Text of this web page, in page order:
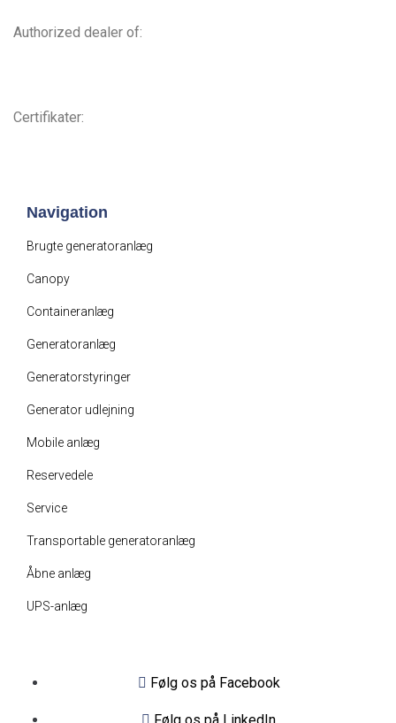
Authorized dealer of:
Certifikater:
Navigation
Brugte generatoranlæg
Canopy
Containeranlæg
Generatoranlæg
Generatorstyringer
Generator udlejning
Mobile anlæg
Reservedele
Service
Transportable generatoranlæg
Åbne anlæg
UPS-anlæg
Følg os på Facebook